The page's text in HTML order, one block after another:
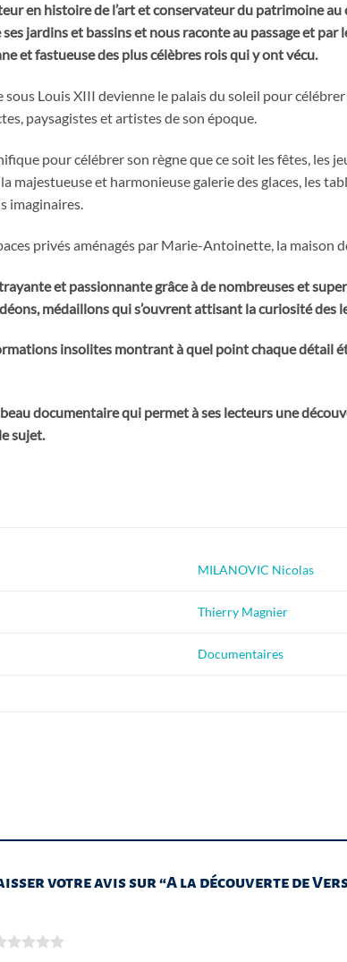
en histoire de l’art et conservateur du patrimoine
jardins et bassins et nous raconte au passage et par
et fastueuse des plus célèbres rois qui y ont vécu.
sous Louis XIII devienne le palais du soleil pour
paysagistes et artistes de son époque.
pour célébrer son règne que ce soit les fêtes, les
majestueuse et harmonieuse galerie des glaces, les
imaginaires.
privés aménagés par Marie-Antoinette, la maison
et passionnante grâce à de nombreuses et
médaillons qui s’ouvrent attisant la curiosité des
insolites montrant à quel point chaque détail
documentaire qui permet à ses lecteurs une
sujet.
MILANOVIC Nicolas
Thierry Magnier
Documentaires
votre avis sur “A la découverte de